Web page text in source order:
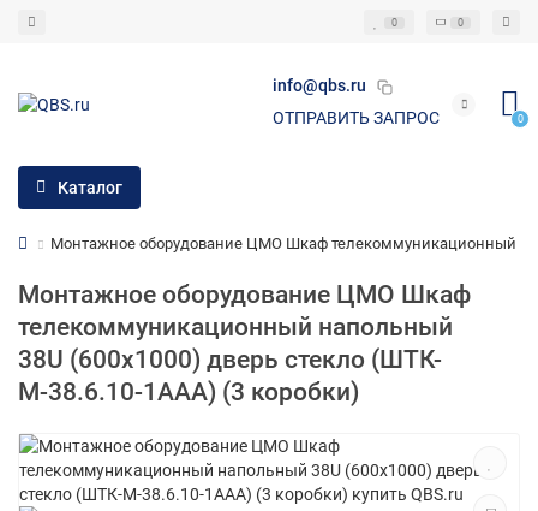
0 0
info@qbs.ru
ОТПРАВИТЬ ЗАПРОС
0
Каталог
Монтажное оборудование ЦМО Шкаф телекоммуникационный
Монтажное оборудование ЦМО Шкаф
телекоммуникационный напольный
38U (600x1000) дверь стекло (ШТК-
М-38.6.10-1ААА) (3 коробки)